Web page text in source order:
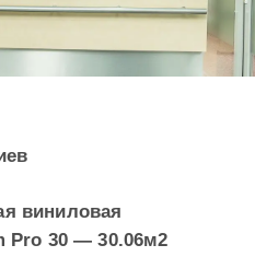
виниловая
Pro 30 — 30.06м2